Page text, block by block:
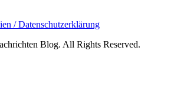
/ Datenschutzerklärung
Blog. All Rights Reserved.